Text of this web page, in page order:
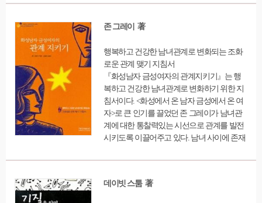
‘직면’과 ‘자아경계선’, 그리고 ‘감정’에 대한
부분을 각 상황에 따라 반복·서술하여 비전공
치유, 부부치료, 가족치료로 이어지는 치유의
확장을 3세대 체계로 적용하여 알기 쉽게 예
를 들어 설명하였고, 후반부에는 저자 자신과
그 가족의 경험들을 솔직담백하게 담았다.
눈물, 남자의 7대 불가사의 등 남녀 각자만의
관계 풀어가기, 조기퇴직 등 은퇴 이후의 남자
는 조언이 가득 담겨있다.
존 그레이 著
행복하고 건강한 남녀관계로 변화되는 조화
로운 관계 맺기 지침서
『화성남자 금성여자의 관계지키기』는 행
복하고 건강한 남녀관계로 변화하기 위한 지
침서이다. <화성에서 온 남자 금성에서 온 여
자>로 큰 인기를 끌었던 존 그레이가 남녀관
계에 대한 통찰력있는 시선으로 관계를 발전
시키도록 이끌어주고 있다. 남녀 사이에 존재
있다. 남녀의 근본적인 차이를 비롯하여 남녀
는지, 왜 여자들이 사랑받지 못하고 있다고 느
데이빗 스툼 著